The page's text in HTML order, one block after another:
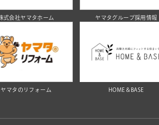
式会社ヤマタホーム ヤマタグループ採用情報
ヤマタのリフォーム HOME＆BASE